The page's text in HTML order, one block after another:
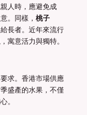
人時，應避免成
。同樣， 桃子
長者。近年來流行
寓意活力與獨特。
求。香港市場供應
盛產的水果，不僅
。